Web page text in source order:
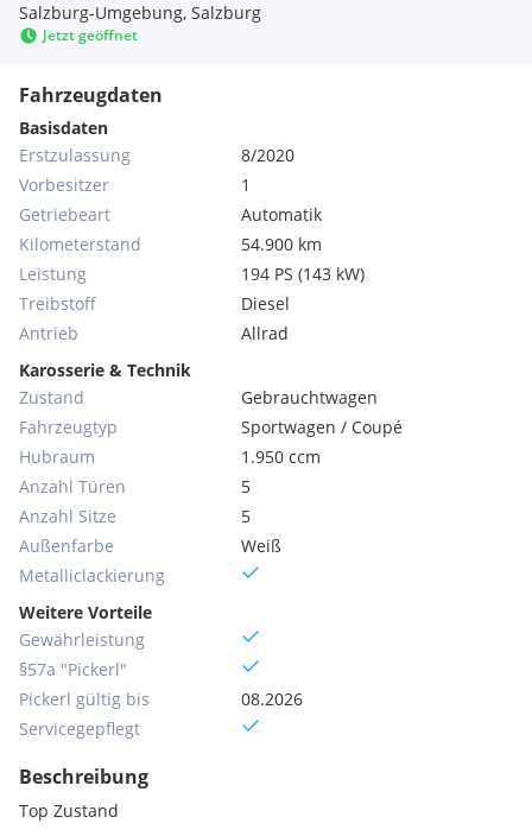
Salzburg-Umgebung, Salzburg
Jetzt geöffnet
Fahrzeugdaten
Basisdaten
Erstzulassung
8/2020
Vorbesitzer
1
Getriebeart
Automatik
Kilometerstand
54.900 km
Leistung
194 PS (143 kW)
Treibstoff
Diesel
Antrieb
Allrad
Karosserie & Technik
Zustand
Gebrauchtwagen
Fahrzeugtyp
Sportwagen / Coupé
Hubraum
1.950 ccm
Anzahl Türen
5
Anzahl Sitze
5
Außenfarbe
Weiß
Metallic­lackierung
Weitere Vorteile
Gewährleistung
§57a "Pickerl"
Pickerl gültig bis
08.2026
Servicegepflegt
Beschreibung
Top Zustand